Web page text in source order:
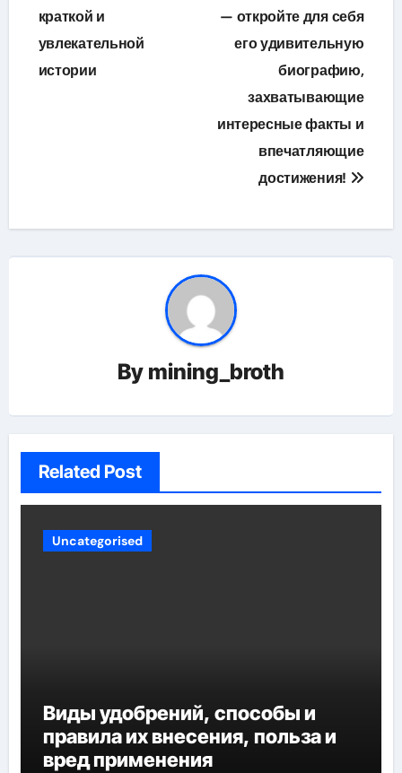
краткой и
увлекательной
истории
— откройте для себя
его удивительную
биографию,
захватывающие
интересные факты и
впечатляющие
достижения!
By mining_broth
Related Post
Uncategorised
Виды удобрений, способы и
правила их внесения, польза и
вред применения